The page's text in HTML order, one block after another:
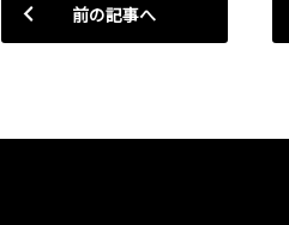
前の記事へ